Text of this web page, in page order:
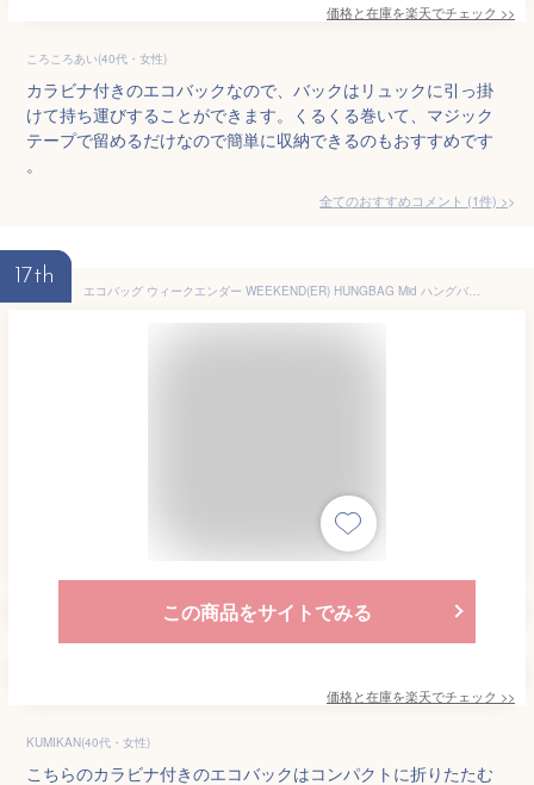
価格と在庫を楽天でチェック >>
ころころあい(40代・女性)
カラビナ付きのエコバックなので、バックはリュックに引っ掛
けて持ち運びすることができます。くるくる巻いて、マジック
テープで留めるだけなので簡単に収納できるのもおすすめです
。
全てのおすすめコメント (1件) >
17th
エコバッグ ウィークエンダー WEEKEND(ER) HUNGBAG Mid ハングバッグ 折りたたみ 小さめ マチ付き コンビニエコバッグ マイバッグ レジ袋 トートバッグ 無地 シンプル コンパクト カラビナ付 撥水 ナイロン 軽量 パッカブル ポケッタブル 買い物バッグ 79390【ポイント5倍】
この商品をサイトでみる
価格と在庫を楽天でチェック >>
KUMIKAN(40代・女性)
こちらのカラビナ付きのエコバックはコンパクトに折りたたむ